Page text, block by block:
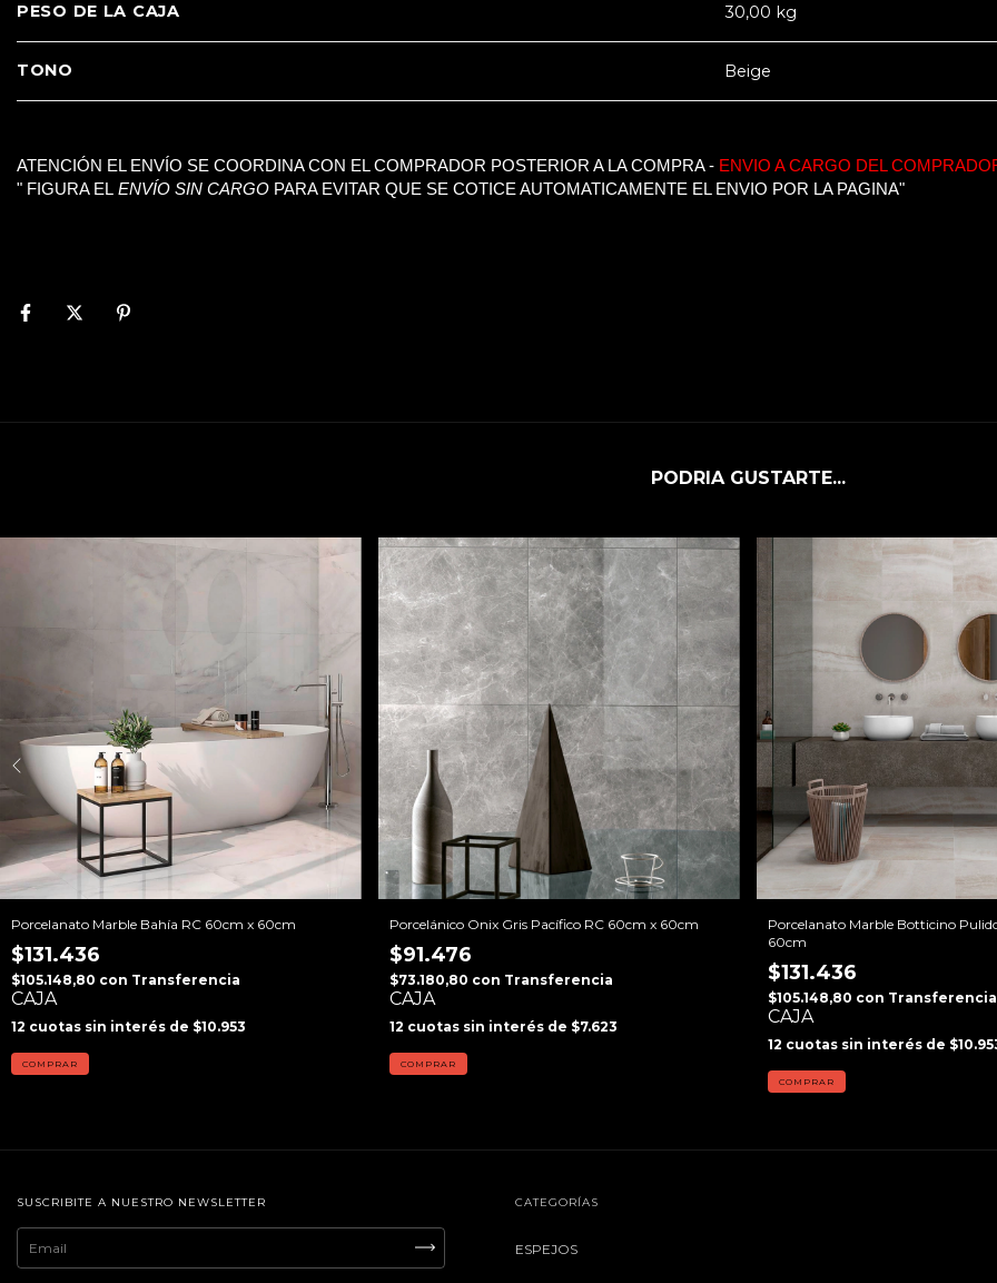
PESO DE LA CAJA 30,00 kg
TONO Beige
ATENCIÓN EL ENVÍO SE COORDINA CON EL COMPRADOR POSTERIOR A LA COMPRA - ENVIO A CARGO DEL
" FIGURA EL ENVÍO SIN CARGO PARA EVITAR QUE SE COTICE AUTOMATICAMENTE EL ENVIO POR LA PAGINA"
PODRIA GUSTARTE...
Porcelanato Marble Bahía RC 60cm x 60cm
$131.436
$105.148,80 con Transferencia
CAJA
12 cuotas sin interés de $10.953
COMPRAR
Porcelánico Onix Gris Pacífico RC 60cm x 60cm
$91.476
$73.180,80 con Transferencia
CAJA
12 cuotas sin interés de $7.623
COMPRAR
Porcelanato Marble Botticino
60cm
$131.436
$105.148,80 con Transferencia
CAJA
12 cuotas sin interés de
COMPRAR
SUSCRIBITE A NUESTRO NEWSLETTER CATEGORÍAS
ESPEJOS